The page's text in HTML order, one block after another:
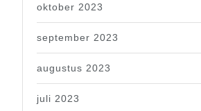
oktober 2023
september 2023
augustus 2023
juli 2023